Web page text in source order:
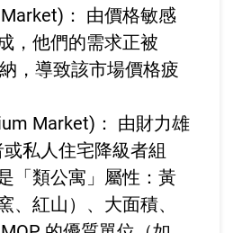
： 由價格敏感
，他們的需求正被
，導致該市場價格疲
Market)： 由財力雄
私人住宅降級者組
「類公寓」屬性：黃
、紅山）、大面積、